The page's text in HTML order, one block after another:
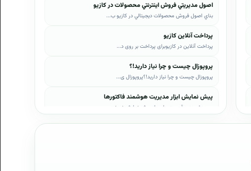
اصول مديريتي فروش اينترنتي محصولات در کازيو
بناي اصول فروش محصولات ديجيتالي در کازيو ب...
پرداخت آنلاین کازیو
پرداخت آنلاین در کازیوبرای پرداخت بر روی د...
پروپوزال چیست و چرا نیاز دارید!؟
پروپوزال چیست و چرا نیاز دارید!؟پروپوزال ی...
پیش نمایش ابزار مدیریت هوشمند فاکتورها
در ویدئوی زیر قسمت‌هایی از پیش نمایش نمونه...